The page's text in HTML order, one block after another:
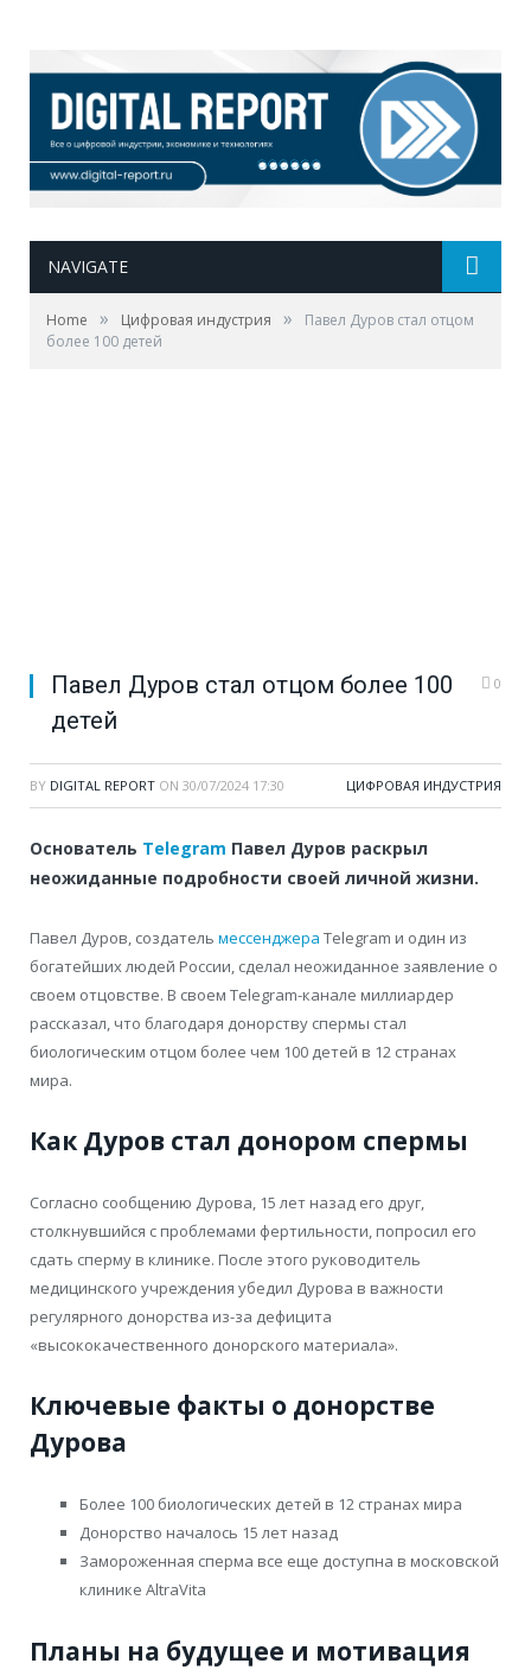
NAVIGATE
Home » Цифровая индустрия »
Павел Дуров стал отцом
более 100 детей
Павел Дуров стал отцом более 100
детей
0
BY DIGITAL REPORT ON 30/07/2024 17:30 ЦИФРОВАЯ ИНДУСТРИЯ
Основатель Telegram Павел Дуров раскрыл
неожиданные подробности своей личной жизни.
Павел Дуров, создатель мессенджера Telegram и один из
богатейших людей России, сделал неожиданное заявление о
своем отцовстве. В своем Telegram-канале миллиардер
рассказал, что благодаря донорству спермы стал
биологическим отцом более чем 100 детей в 12 странах
мира.
Как Дуров стал донором спермы
Согласно сообщению Дурова, 15 лет назад его друг,
столкнувшийся с проблемами фертильности, попросил его
сдать сперму в клинике. После этого руководитель
медицинского учреждения убедил Дурова в важности
регулярного донорства из-за дефицита
«высококачественного донорского материала».
Ключевые факты о донорстве
Дурова
Более 100 биологических детей в 12 странах мира
Донорство началось 15 лет назад
Замороженная сперма все еще доступна в московской
клинике AltraVita
Планы на будущее и мотивация